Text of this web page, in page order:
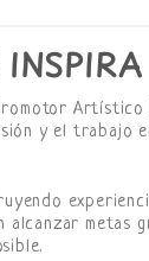
Artístico
y el trabajo
alcanzar metas